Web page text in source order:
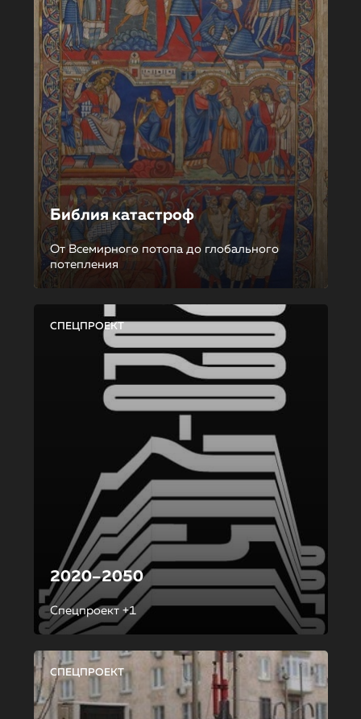
Библия катастроф
От Всемирного потопа до глобального
потепления
СПЕЦПРОЕКТ
2020–2050
Спецпроект +1
СПЕЦПРОЕКТ